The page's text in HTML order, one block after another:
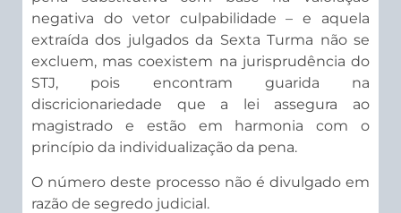
negativa do vetor culpabilidade – e aquela
extraída dos julgados da Sexta Turma não se
excluem, mas coexistem na jurisprudência do
STJ, pois encontram guarida na
discricionariedade que a lei assegura ao
magistrado e estão em harmonia com o
princípio da individualização da pena.
O número deste processo não é divulgado em
razão de segredo judicial.